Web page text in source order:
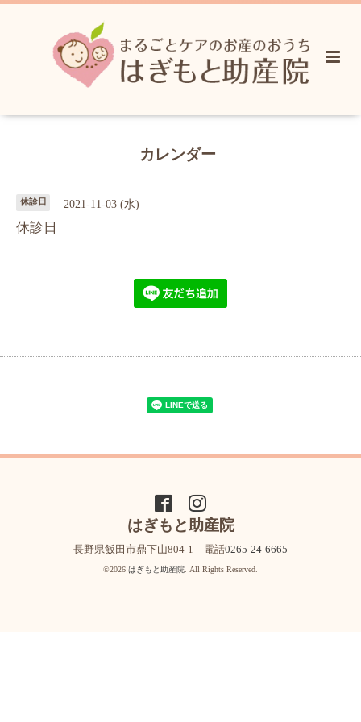
カレンダー
休診日 2021-11-03 (水)
休診日
はぎもと助産院
長野県飯田市鼎下山804-1 電話0265-24-6665
©2026 はぎもと助産院 . All Rights Reserved.